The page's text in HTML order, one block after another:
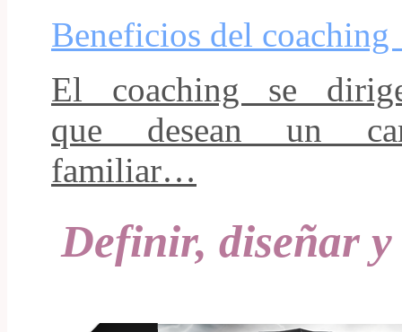
Beneficios del coaching
El coaching se
que desean un
familiar…
Definir, diseñar y